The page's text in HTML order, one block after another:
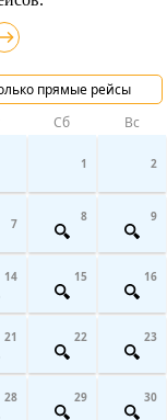
прямые рейсы
Сб Вс
1 2
7 8 9
14 15 16
21 22 23
28 29 30